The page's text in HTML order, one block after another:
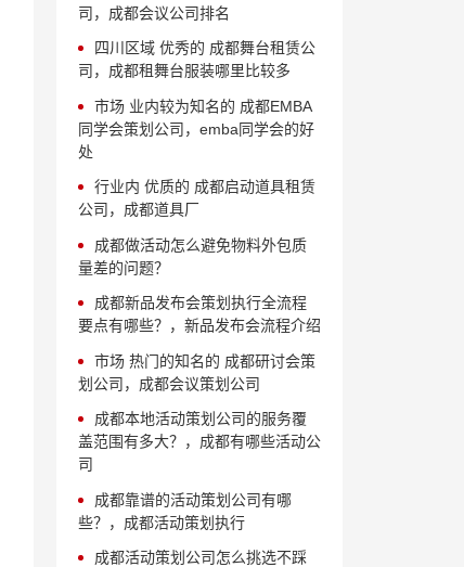
司，成都会议公司排名
四川区域 优秀的 成都舞台租赁公
司，成都租舞台服装哪里比较多
市场 业内较为知名的 成都EMBA
同学会策划公司，emba同学会的好
处
行业内 优质的 成都启动道具租赁
公司，成都道具厂
成都做活动怎么避免物料外包质
量差的问题？
成都新品发布会策划执行全流程
要点有哪些？，新品发布会流程介绍
市场 热门的知名的 成都研讨会策
划公司，成都会议策划公司
成都本地活动策划公司的服务覆
盖范围有多大？，成都有哪些活动公
司
成都靠谱的活动策划公司有哪
些？，成都活动策划执行
成都活动策划公司怎么挑选不踩